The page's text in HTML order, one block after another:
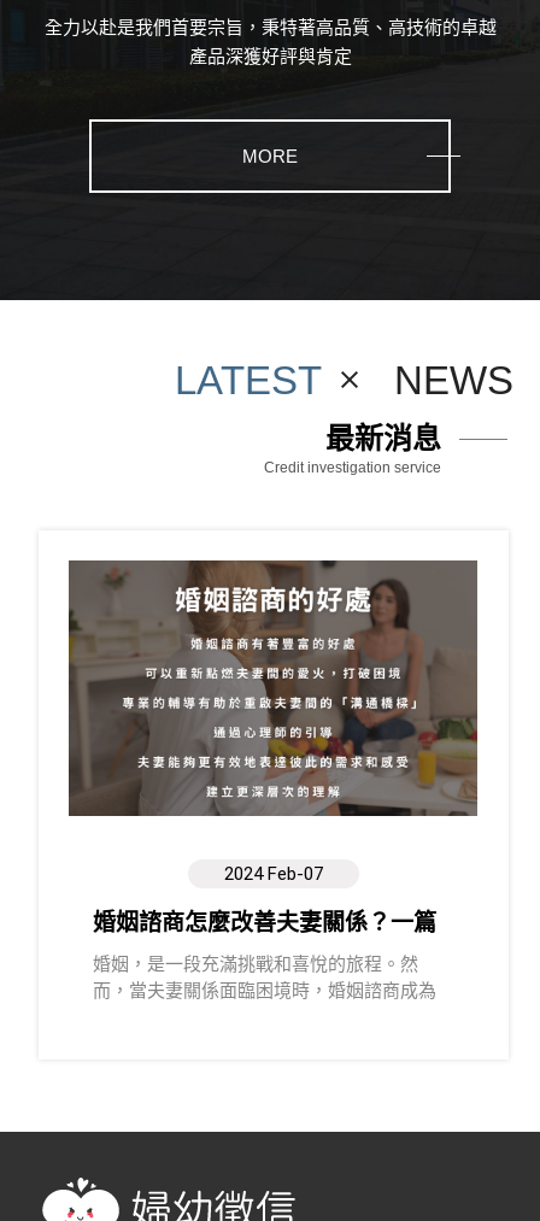
全力以赴是我們首要宗旨，秉特著高品質、高技術的卓越
產品深獲好評與肯定
MORE
LATEST NEWS
最新消息
Credit investigation service
2024 Feb-07
婚姻諮商怎麼改善夫妻關係？一篇
了解婚姻諮商好處、過程和費用
婚姻，是一段充滿挑戰和喜悅的旅程。然
而，當夫妻關係面臨困境時，婚姻諮商成為